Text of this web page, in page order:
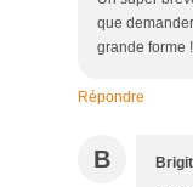
que
grande forme
Répondre
B